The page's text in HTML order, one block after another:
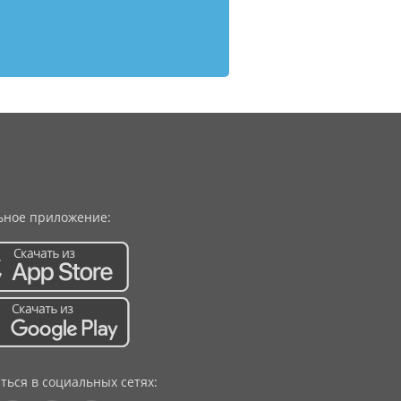
приложение:
в социальных сетях: